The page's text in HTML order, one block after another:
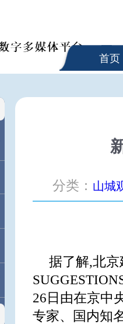
首页
分类： 山城
据了解,北
26日由在京中
专家、国内知